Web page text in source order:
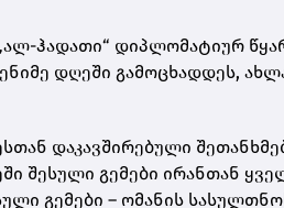
ჰადათი“ დიპლომატიურ
დღეში გამოცხადდეს,
დაკავშირებული
შესული გემები ირანთან
გემები – ომანის